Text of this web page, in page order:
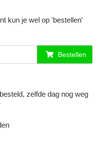
kun je wel op 'bestellen'
Bestellen
zelfde dag nog weg